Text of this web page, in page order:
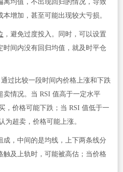
离均值，不出现回归的情况，导致
增加，甚至可能出现较大亏损。
，避免过度投入。同时，可以设置
时间内没有回归均值，就及时平仓
通过比较一段时间内价格上涨和下跌
卖情况。当 RSI 值高于一定水平
，价格可能下跌；当 RSI 值低于一
为超卖，价格可能上涨。
成，中间的是均线，上下两条线分
及上轨时，可能被高估；当价格